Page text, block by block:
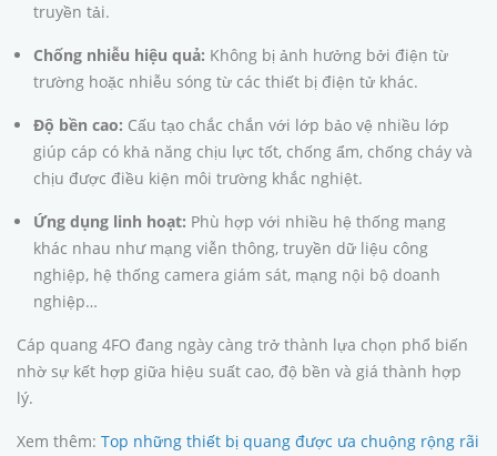
truyền tải.
Chống nhiễu hiệu quả: Không bị ảnh hưởng bởi điện từ
trường hoặc nhiễu sóng từ các thiết bị điện tử khác.
Độ bền cao: Cấu tạo chắc chắn với lớp bảo vệ nhiều lớp
giúp cáp có khả năng chịu lực tốt, chống ẩm, chống cháy và
chịu được điều kiện môi trường khắc nghiệt.
Ứng dụng linh hoạt: Phù hợp với nhiều hệ thống mạng
khác nhau như mạng viễn thông, truyền dữ liệu công
nghiệp, hệ thống camera giám sát, mạng nội bộ doanh
nghiệp…
Cáp quang 4FO đang ngày càng trở thành lựa chọn phổ biến
nhờ sự kết hợp giữa hiệu suất cao, độ bền và giá thành hợp
lý.
Xem thêm: Top những thiết bị quang được ưa chuộng rộng rãi